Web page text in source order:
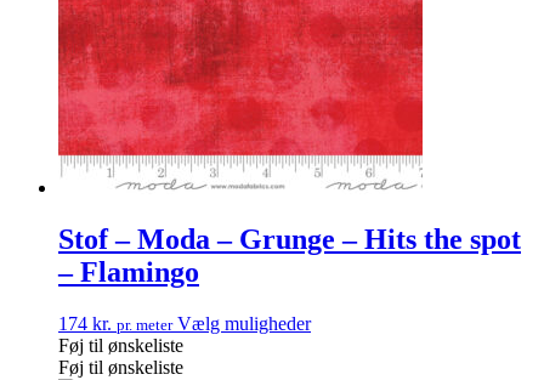
Stof – Moda – Grunge – Hits the spot
– Flamingo
174 kr. pr. meter Vælg muligheder
Føj til ønskeliste
Føj til ønskeliste